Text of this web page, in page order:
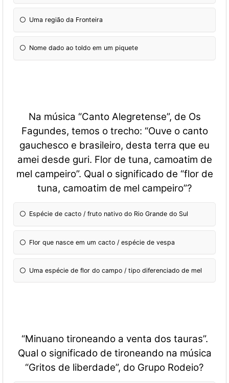
Uma região da Fronteira
Nome dado ao toldo em um piquete
Na música “Canto Alegretense”, de Os
Fagundes, temos o trecho: “Ouve o canto
gauchesco e brasileiro, desta terra que eu
amei desde guri. Flor de tuna, camoatim de
mel campeiro”. Qual o significado de “flor de
tuna, camoatim de mel campeiro”?
Espécie de cacto / fruto nativo do Rio Grande do Sul
Flor que nasce em um cacto / espécie de vespa
Uma espécie de flor do campo / tipo diferenciado de mel
“Minuano tironeando a venta dos tauras”.
Qual o significado de tironeando na música
“Gritos de liberdade”, do Grupo Rodeio?